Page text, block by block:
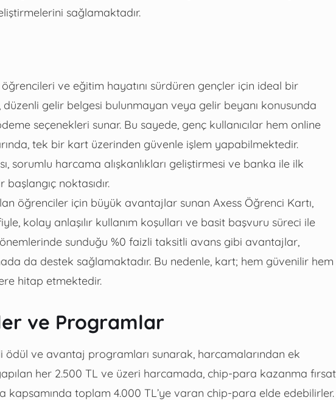
sağlamaktadır.
ve eğitim hayatını sürdüren gençler için ideal bir
gelir belgesi bulunmayan veya gelir beyanı konusunda
seçenekleri sunar. Bu sayede, genç kullanıcılar hem online
tek bir kart üzerinden güvenle işlem yapabilmektedir.
sorumlu harcama alışkanlıkları geliştirmesi ve banka ile ilk
noktasıdır.
öğrenciler için büyük avantajlar sunan Axess Öğrenci Kartı,
kolay anlaşılır kullanım koşulları ve basit başvuru süreci ile
sunduğu %0 faizli taksitli avans gibi avantajlar,
da destek sağlamaktadır. Bu nedenle, kart; hem güvenilir hem
hitap etmektedir.
ve Programlar
ödül ve avantaj programları sunarak, harcamalarından ek
her 2.500 TL ve üzeri harcamada, chip-para kazanma
kapsamında toplam 4.000 TL’ye varan chip-para elde edebilirler.